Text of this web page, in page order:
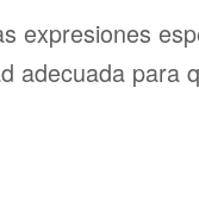
expresiones
adecuada para